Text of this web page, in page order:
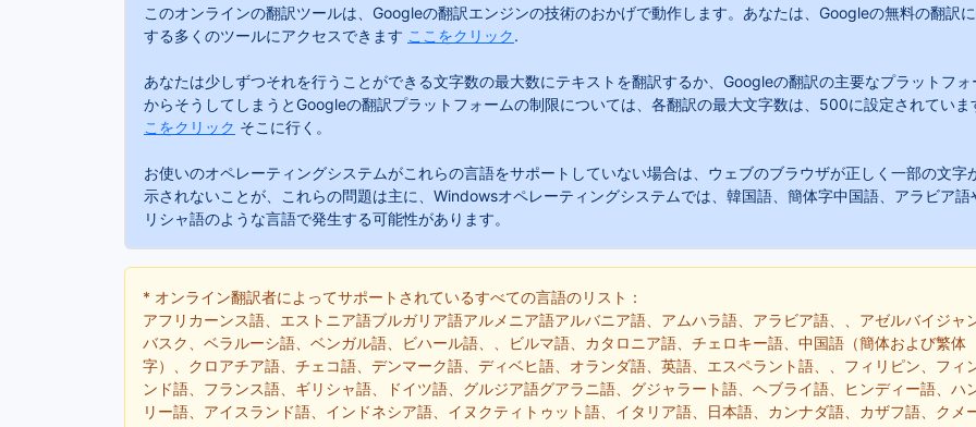
このオンラインの翻訳ツールは、Googleの翻訳エンジンの技術のおかげで動作します。あなたは、Googleの無料の翻訳
する多くのツールにアクセスできます ここをクリック.
あなたは少しずつそれを行うことができる文字数の最大数にテキストを翻訳するか、Googleの翻訳の主要なプラットフォ
からそうしてしまうとGoogleの翻訳プラットフォームの制限については、各翻訳の最大文字数は、500に設定されていま
こをクリック そこに行く。
お使いのオペレーティングシステムがこれらの言語をサポートしていない場合は、ウェブのブラウザが正しく一部の文字
示されないことが、これらの問題は主に、Windowsオペレーティングシステムでは、韓国語、簡体字中国語、アラビア語
リシャ語のような言語で発生する可能性があります。
* オンライン翻訳者によってサポートされているすべての言語のリスト：
アフリカーンス語、エストニア語ブルガリア語アルメニア語アルバニア語、アムハラ語、アラビア語、、アゼルバイジャン
バスク、ベラルーシ語、ベンガル語、ビハール語、、ビルマ語、カタロニア語、チェロキー語、中国語（簡体および繁体
字）、クロアチア語、チェコ語、デンマーク語、ディベヒ語、オランダ語、英語、エスペラント語、、フィリピン、フィ
ンド語、フランス語、ギリシャ語、ドイツ語、グルジア語グアラニ語、グジャラート語、ヘブライ語、ヒンディー語、ハ
リー語、アイスランド語、インドネシア語、イヌクティトゥット語、イタリア語、日本語、カンナダ語、カザフ語、クメ